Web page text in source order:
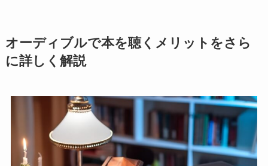
オーディブルで本を聴くメリットをさら
に詳しく解説